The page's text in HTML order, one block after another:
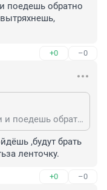
поедешь обратно
+0 –0
Гость, не трусь, попьешь водки и поедешь обратно на свой стул в офисе, жир хоть вытряхнешь, мужиком станешь
,будут брать
ленточку.
+0 –0